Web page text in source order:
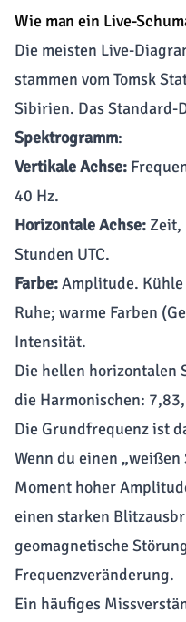
Wie man ein Live-
Die meisten Live-
stammen vomTomsk
Sibirien. Das Standard-
Spektrogramm:
Vertikale Achse:
40 Hz.
Horizontale Achse: Zeit,
Stunden UTC.
Farbe:Amplitude.
Ruhe; warme Farben
Intensität.
Die hellen horizontalen
die Harmonischen:
Die Grundfrequenz ist
Wenn du einen
Moment hoher
einen starken
geomagnetische
Frequenzveränderung.
Ein häufiges